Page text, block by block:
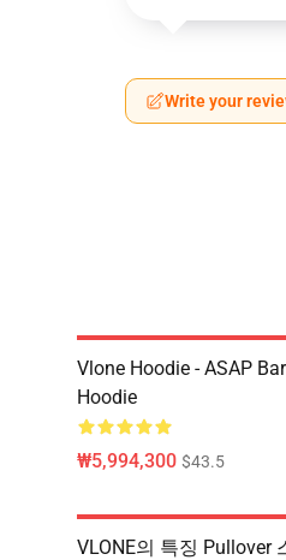
Write your
Vlone Hoodie - ASAP
Hoodie
₩5,994,300 $43.5
VLONE의 특징 Pullover